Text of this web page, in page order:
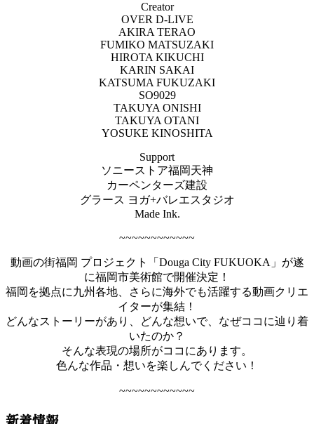
Creator
OVER D-LIVE
AKIRA TERAO
FUMIKO MATSUZAKI
HIROTA KIKUCHI
KARIN SAKAI
KATSUMA FUKUZAKI
SO9029
TAKUYA ONISHI
TAKUYA OTANI
YOSUKE KINOSHITA
Support
ソニーストア福岡天神
カーペンターズ建設
グラース ヨガ+バレエスタジオ
Made Ink.
~~~~~~~~~~~~
動画の街福岡 プロジェクト「Douga City FUKUOKA」が遂
に福岡市美術館で開催決定！
福岡を拠点に九州各地、さらに海外でも活躍する動画クリエ
イターが集結！
どんなストーリーがあり、どんな想いで、なぜココに辿り着
いたのか？
そんな表現の場所がココにあります。
色んな作品・想いを楽しんでください！
~~~~~~~~~~~~